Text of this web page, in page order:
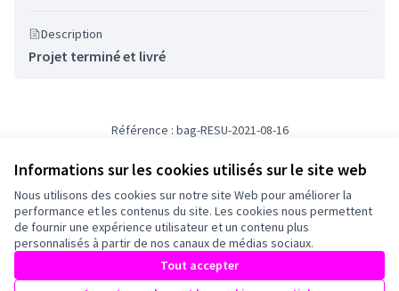
Informations sur les cookies utilisés sur le site web
Nous utilisons des cookies sur notre site Web pour améliorer la
performance et les contenus du site. Les cookies nous permettent
de fournir une expérience utilisateur et un contenu plus
personnalisés à partir de nos canaux de médias sociaux.
Tout accepter
Description
Projet terminé et livré
Référence : bag-RESU-2021-08-16
Conditions d'utilisation
Paramètres des cookies
Mairie de Bagneux sur X
(Lien externe)
Mairie de Bagneux sur Facebook
Mairie de Bagneux sur Instagram
Mairie de Bagneux sur YouTube
(Lien externe)